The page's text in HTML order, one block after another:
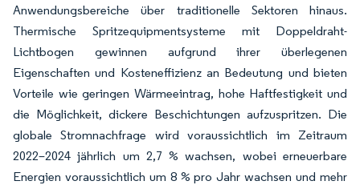
Anwendungsbereiche über traditionelle Sektoren hinaus.
Thermische Spritzequipmentsysteme mit Doppeldraht-
Lichtbogen gewinnen aufgrund ihrer überlegenen
Eigenschaften und Kosteneffizienz an Bedeutung und bieten
Vorteile wie geringen Wärmeeintrag, hohe Haftfestigkeit und
die Möglichkeit, dickere Beschichtungen aufzuspritzen. Die
globale Stromnachfrage wird voraussichtlich im Zeitraum
2022–2024 jährlich um 2,7 % wachsen, wobei erneuerbare
Energien voraussichtlich um 8 % pro Jahr wachsen und mehr